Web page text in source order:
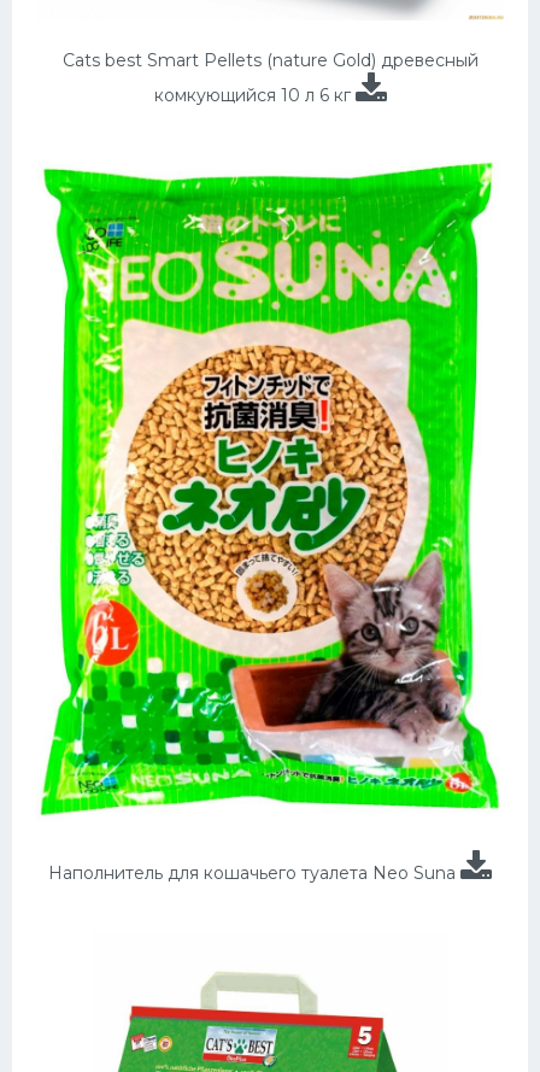
Cats best Smart Pellets (nature Gold) древесный
комкующийся 10 л 6 кг
Наполнитель для кошачьего туалета Neo Suna